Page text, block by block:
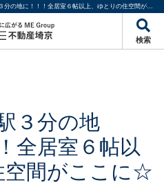
富士見市西みずほ台１丁目 中古戸建｜戸建が駅３分の地に！！！全居室６帖以上、ゆとりの住空間がここに☆ | 埼玉・東京・千葉の不動産のことならME不動産埼京
検索
３分の地
全居室６帖以
空間がここに☆